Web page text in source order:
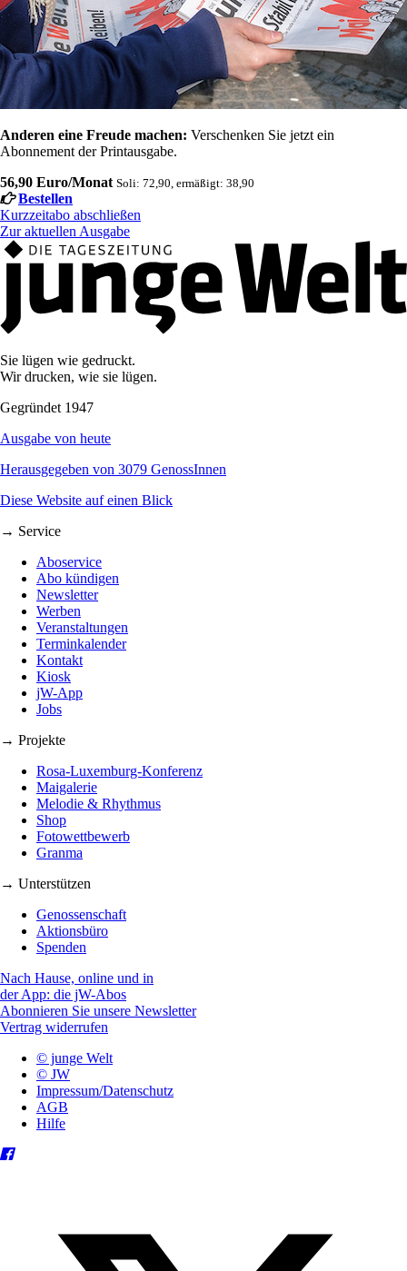
Anderen eine Freude machen: Verschenken Sie jetzt ein
Abonnement der Printausgabe.
56,90 Euro/Monat Soli: 72,90, ermäßigt: 38,90
Bestellen
Kurzzeitabo abschließen
Zur aktuellen Ausgabe
Sie lügen wie gedruckt.
Wir drucken, wie sie lügen.
Gegründet 1947
Ausgabe von heute
Herausgegeben von 3079 GenossInnen
Diese Website auf einen Blick
→ Service
Aboservice
Abo kündigen
Newsletter
Werben
Veranstaltungen
Terminkalender
Kontakt
Kiosk
jW-App
Jobs
→ Projekte
Rosa-Luxemburg-Konferenz
Maigalerie
Melodie & Rhythmus
Shop
Fotowettbewerb
Granma
→ Unterstützen
Genossenschaft
Aktionsbüro
Spenden
Nach Hause, online und in
der App: die jW-Abos
Abonnieren Sie unsere Newsletter
Vertrag widerrufen
© junge Welt
© JW
Impressum/Datenschutz
AGB
Hilfe